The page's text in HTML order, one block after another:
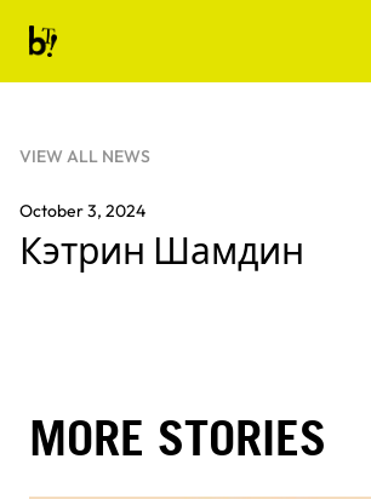
Ballet Tech
VIEW ALL NEWS
October 3, 2024
Кэтрин Шамдин
MORE STORIES